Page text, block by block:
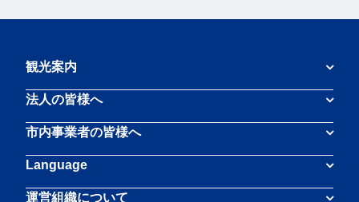
観光案内
法人の皆様へ
市内事業者の皆様へ
Language
運営組織について